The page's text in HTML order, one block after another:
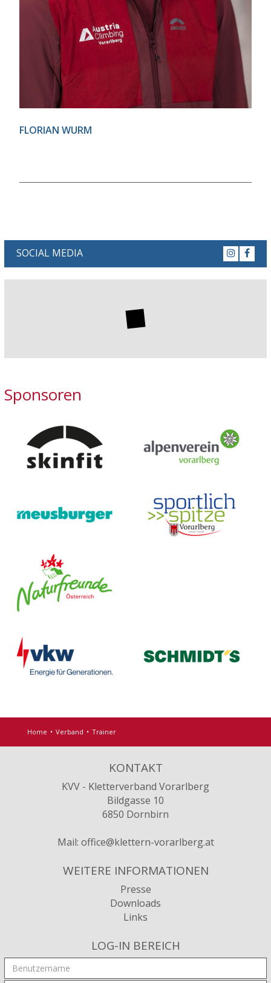
FLORIAN WURM
SOCIAL MEDIA
Sponsoren
Home Verband Trainer
KONTAKT
KVV - Kletterverband Vorarlberg
Bildgasse 10
6850 Dornbirn
Mail: office@klettern-vorarlberg.at
WEITERE INFORMATIONEN
Presse
Downloads
Links
LOG-IN BEREICH